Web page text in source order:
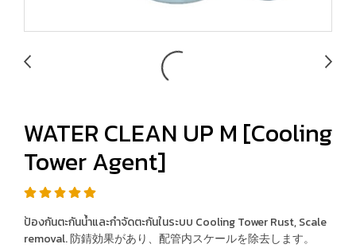
WATER CLEAN UP M [Cooling
Tower Agent]
ป้องกันตะกันน้ำและกำจัดตะกันในระบบ Cooling Tower Rust, Scale
removal. 防錆効果があり、配管内スケールを除去します。